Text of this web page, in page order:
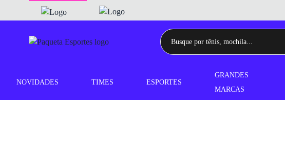
NOVIDADES TIMES ESPORTES
GRANDES
MARCAS